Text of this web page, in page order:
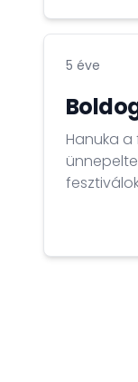
5 éve
Hanuka